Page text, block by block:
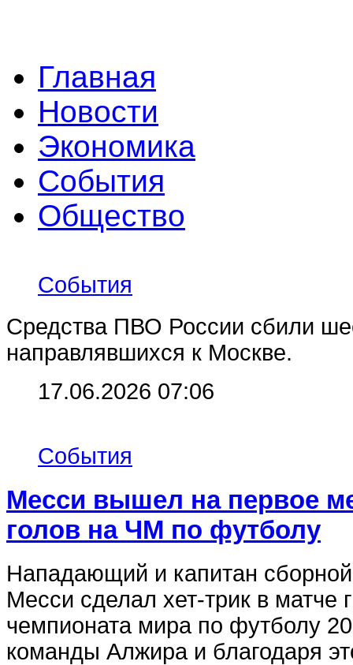
Главная
Новости
Экономика
События
Общество
События
Средства ПВО России сбили
направлявшихся к Москве.
17.06.2026 07:06
События
Месси вышел на первое
голов на ЧМ по футболу
Нападающий и капитан
Месси сделал хет-трик в матче
чемпионата мира по футболу
команды Алжира и благодаря